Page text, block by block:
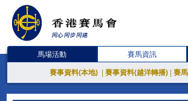
馬場活動 賽馬資訊
賽事資料(本地) 賽事資料(越洋轉播) 賽